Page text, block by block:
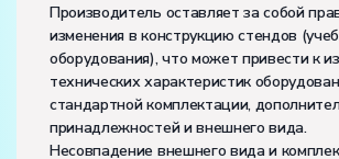
Производитель оставляет за собой
изменения в конструкцию стендов
оборудования), что может привести к
технических характеристик
стандартной комплектации,
принадлежностей и внешнего вида.
Несовпадение внешнего вида и